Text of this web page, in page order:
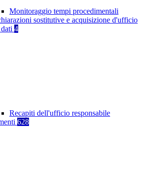
Monitoraggio tempi procedimentali
sostitutive e acquisizione d'ufficio
4
Recapiti dell'ufficio responsabile
628